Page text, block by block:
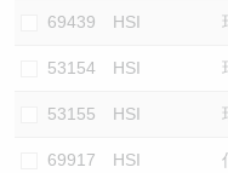
69439 HSI
53154 HSI
53155 HSI
69917 HSI